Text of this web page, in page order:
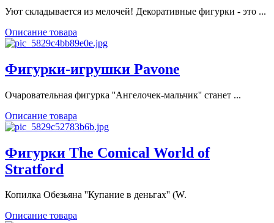
Уют складывается из мелочей! Декоративные фигурки - это ...
Описание товара
Фигурки-игрушки Pavone
Очаровательная фигурка ''Ангелочек-мальчик'' станет ...
Описание товара
Фигурки The Comical World of
Stratford
Копилка Обезьяна ''Купание в деньгах'' (W.
Описание товара